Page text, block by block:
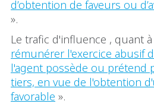
d’obtention de faveurs ou
».
Le trafic d'influence , quant
rémunérer l'exercice abusif
l'agent possède ou prétend
tiers, en vue de l'obtention
favorable ».